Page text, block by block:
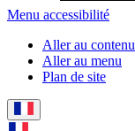
Menu accessibilité
Aller au contenu
Aller au menu
Plan de site